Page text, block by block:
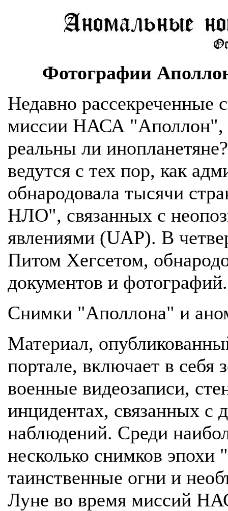
Фотографии
Недавно рассекреченные
миссии НАСА "Аполлон",
реальны ли
ведутся с тех пор, как
обнародовала тысячи
НЛО", связанных с
явлениями (UAP). В
Питом Хегсетом,
документов и фотографий.
Снимки "Аполлона" и
Материал,
портале, включает в
военные видеозаписи,
инцидентах, связанных с
наблюдений. Среди
несколько снимков
таинственные огни и
Луне во время миссий